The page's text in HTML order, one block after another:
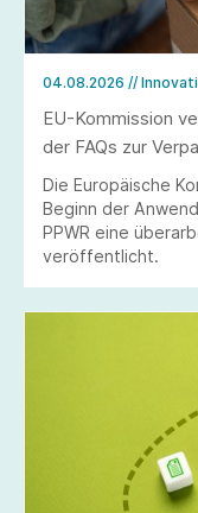
04.08.2026 //
EU-Kommission
der FAQs zur
Die Europäische
Beginn der
PPWR eine
veröffentlicht.